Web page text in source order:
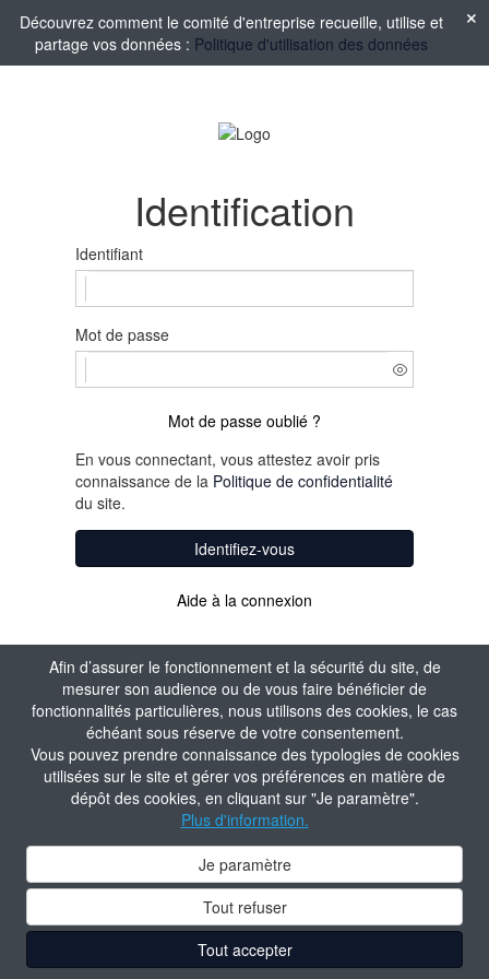
Afin d’assurer le fonctionnement et la sécurité du site, de
mesurer son audience ou de vous faire bénéficier de
fonctionnalités particulières, nous utilisons des cookies, le cas
échéant sous réserve de votre consentement.
Vous pouvez prendre connaissance des typologies de cookies
utilisées sur le site et gérer vos préférences en matière de
dépôt des cookies, en cliquant sur "Je paramètre".
Plus d'information.
Je paramètre
Tout refuser
Tout accepter
Découvrez comment le comité d'entreprise recueille, utilise et
partage vos données : Politique d'utilisation des données
Identification
Identifiant
Mot de passe
Mot de passe oublié ?
En vous connectant, vous attestez avoir pris
connaissance de la Politique de confidentialité
du site.
Identifiez-vous
Aide à la connexion